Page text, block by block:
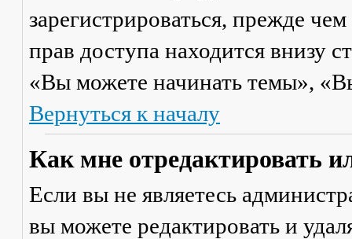
зарегистрироваться, прежде
прав доступа находится внизу
«Вы можете начинать темы»,
Вернуться к началу
Как мне отредактировать
Если вы не являетесь
вы можете редактировать и